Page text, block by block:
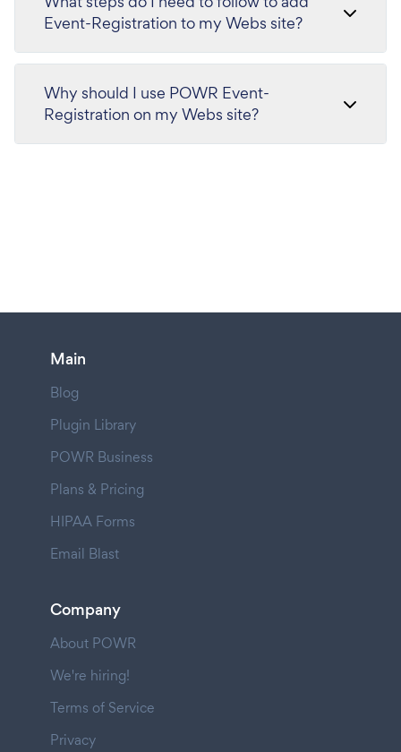
Event-Registration to my Webs site?
Why should I use POWR Event-
Registration on my Webs site?
Main
Blog
Plugin Library
POWR Business
Plans & Pricing
HIPAA Forms
Email Blast
Company
About POWR
We're hiring!
Terms of Service
Privacy